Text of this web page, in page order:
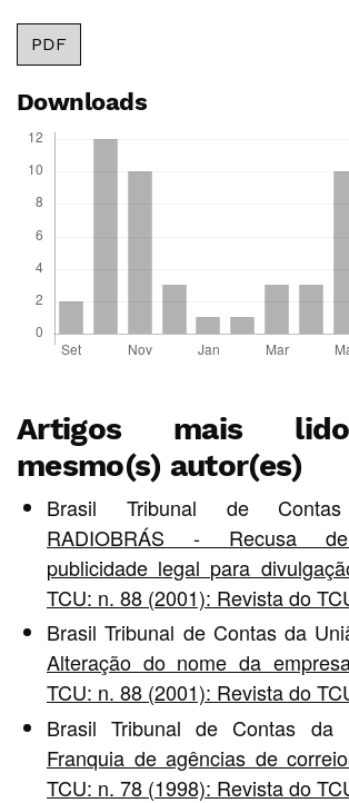
PDF
Downloads
Artigos mais
mesmo(s) autor(es)
Brasil Tribunal de
RADIOBRÁS - Recusa
publicidade legal para
TCU: n. 88 (2001): Revista do
Brasil Tribunal de Contas da
Alteração do nome da
TCU: n. 88 (2001): Revista do
Brasil Tribunal de Contas da
Franquia de agências de
TCU: n. 78 (1998): Revista do